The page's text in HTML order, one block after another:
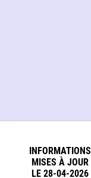
INFORMATIONS
MISES À JOUR
LE 28-04-2026